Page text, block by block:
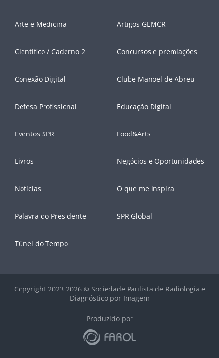
Arte e Medicina Artigos GEMCR
Científico / Caderno 2 Concursos e premiações
Conexão Digital Clube Manoel de Abreu
Defesa Profissional Educação Digital
Eventos SPR Food&Arts
Livros Negócios e Oportunidades
Notícias O que me inspira
Palavra do Presidente SPR Global
Túnel do Tempo
Copyright 2023-2026 © Sociedade Paulista de Radiologia e
Diagnóstico por Imagem
Produzido por